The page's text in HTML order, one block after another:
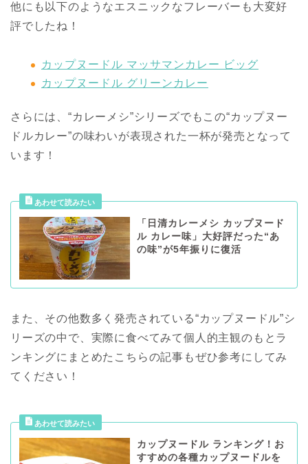
他にも以下のようなエスニックなフレーバーも大変好
評でしたね！
カップヌードル マッサマンカレー ビッグ
カップヌードル グリーンカレー
さらには、“カレーメシ”シリーズでもこの“カップヌー
ドルカレー”の味わいが表現された一杯が発売となって
います！
「日清カレーメシ カップヌード
ル カレー味」大好評だった“あ
の味”が5年振りに復活
また、その他数多く発売されている“カップヌードル”シ
リーズの中で、実際に食べてみて個人的主観のもとラ
ンキングにまとめたこちらの記事もぜひ参考にしてみ
てください！
カップヌードル ランキング！お
すすめの各種カップヌードルを